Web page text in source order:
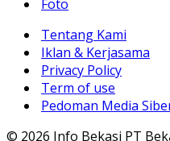
Foto
Tentang Kami
Iklan & Kerjasama
Privacy Policy
Term of use
Pedoman Media
© 2026 Info Bekasi PT